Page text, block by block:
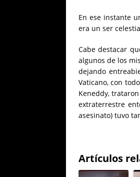
En ese instante
era un ser
Cabe destacar
algunos de los
dejando
Vaticano, con
Keneddy,
extraterrestre
asesinato) tuvo
Artículos